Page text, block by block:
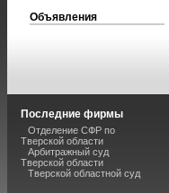
Объявления
Последние фирмы
Отделение СФР по
Тверской области
Арбитражный суд
Тверской области
Тверской областной суд